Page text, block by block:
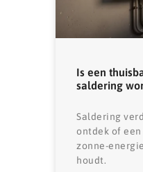
Is een
saldering
Saldering
ontdek of
zonne-
houdt.